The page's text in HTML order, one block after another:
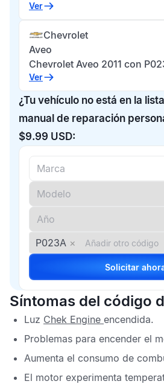
Ver
Chevrolet
Aveo
Chevrolet Aveo 2011 con
Ver
¿Tu vehículo no está en la
manual de reparación
$9.99 USD:
P023A ×
Solicitar
Síntomas del código
Luz Chek Engine encendida.
Problemas para encender el
Aumenta el consumo de
El motor experimenta